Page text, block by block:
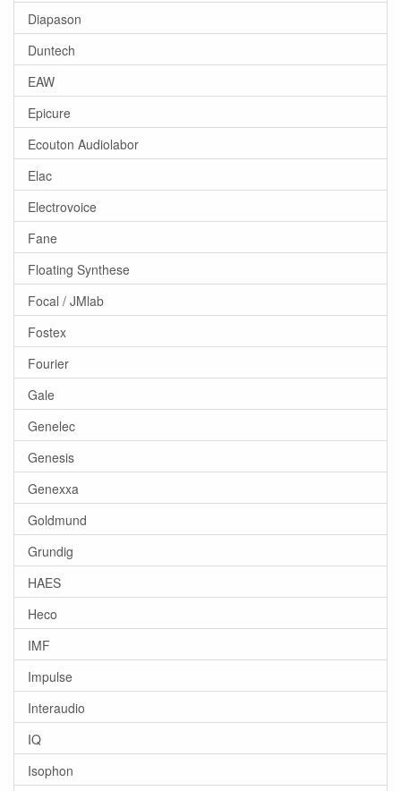
Diapason
Duntech
EAW
Epicure
Ecouton Audiolabor
Elac
Electrovoice
Fane
Floating Synthese
Focal / JMlab
Fostex
Fourier
Gale
Genelec
Genesis
Genexxa
Goldmund
Grundig
HAES
Heco
IMF
Impulse
Interaudio
IQ
Isophon